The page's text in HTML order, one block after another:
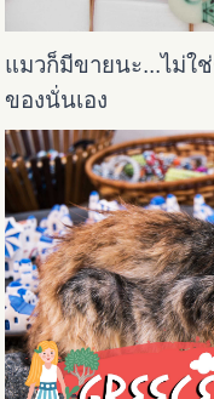
แมวก็มีขายนะ...ไม่ใ
ของนั่นเอง